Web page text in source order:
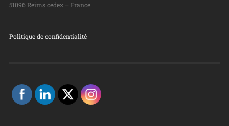
51096 Reims cedex – France
Politique de confidentialité